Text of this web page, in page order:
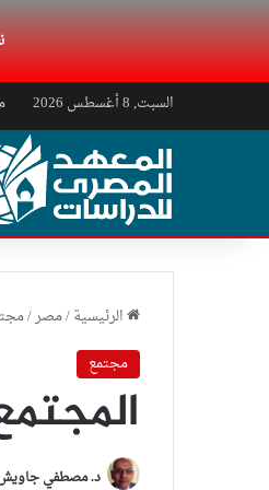
السبت, 8 أغسطس 2026
الرئيسية/مصر/
مجتمع
المجتمع المصري
د. مصطفي